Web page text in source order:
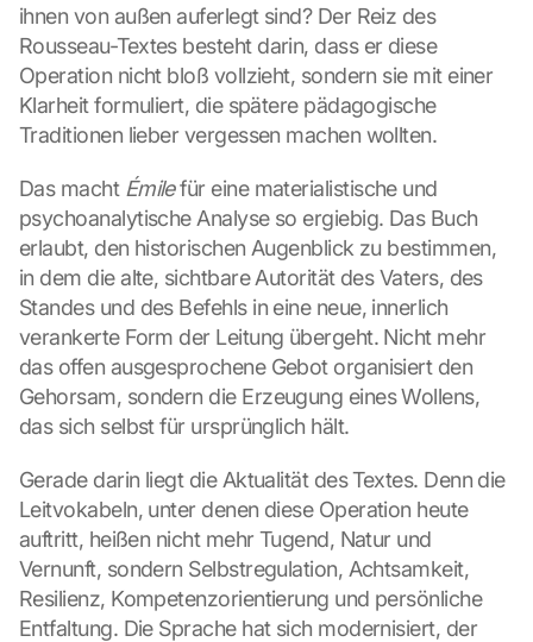
ihnen von außen auferlegt sind? Der Reiz des
Rousseau-Textes besteht darin, dass er diese
Operation nicht bloß vollzieht, sondern sie mit einer
Klarheit formuliert, die spätere pädagogische
Traditionen lieber vergessen machen wollten.
Das macht Émile für eine materialistische und
psychoanalytische Analyse so ergiebig. Das Buch
erlaubt, den historischen Augenblick zu bestimmen,
in dem die alte, sichtbare Autorität des Vaters, des
Standes und des Befehls in eine neue, innerlich
verankerte Form der Leitung übergeht. Nicht mehr
das offen ausgesprochene Gebot organisiert den
Gehorsam, sondern die Erzeugung eines Wollens,
das sich selbst für ursprünglich hält.
Gerade darin liegt die Aktualität des Textes. Denn die
Leitvokabeln, unter denen diese Operation heute
auftritt, heißen nicht mehr Tugend, Natur und
Vernunft, sondern Selbstregulation, Achtsamkeit,
Resilienz, Kompetenzorientierung und persönliche
Entfaltung. Die Sprache hat sich modernisiert, der